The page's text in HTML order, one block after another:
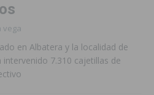
vega
en Albatera y la localidad de
7.310 cajetillas de